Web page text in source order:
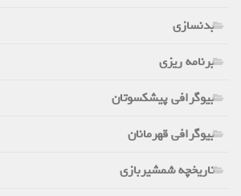
بدنسازی
برنامه ریزی
بیوگرافی پیشکسوتان
بیوگرافی قهرمانان
تاریخچه شمشیربازی